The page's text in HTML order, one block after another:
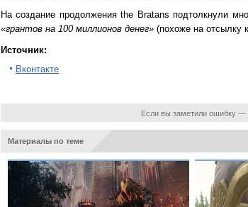
На создание продолжения the Bratans подтолкнули
«грантов на 100 миллионов денег»(похоже на отсылку к
Источник:
Вконтакте
Если вы заметили ошибку —
Материалы по теме